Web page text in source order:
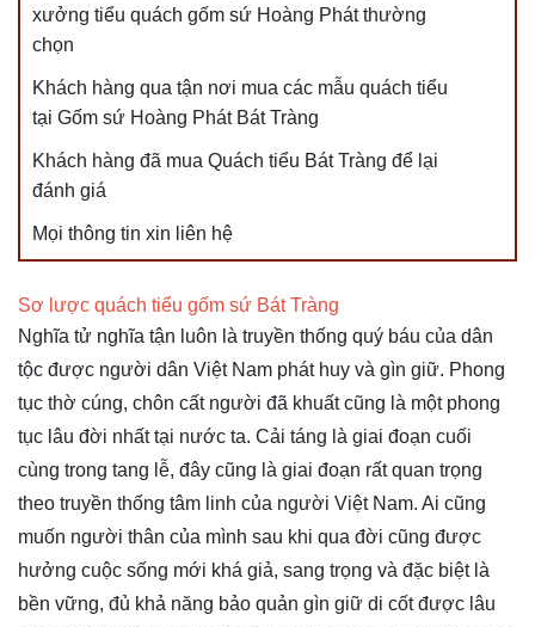
xưởng tiểu quách gốm sứ Hoàng Phát thường
chọn
Khách hàng qua tận nơi mua các mẫu quách tiểu
tại Gốm sứ Hoàng Phát Bát Tràng
Khách hàng đã mua Quách tiểu Bát Tràng để lại
đánh giá
Mọi thông tin xin liên hệ
Sơ lược quách tiểu gốm sứ Bát Tràng
Nghĩa tử nghĩa tận luôn là truyền thống quý báu của dân
tộc được người dân Việt Nam phát huy và gìn giữ. Phong
tục thờ cúng, chôn cất người đã khuất cũng là một phong
tục lâu đời nhất tại nước ta. Cải táng là giai đoạn cuối
cùng trong tang lễ, đây cũng là giai đoạn rất quan trọng
theo truyền thống tâm linh của người Việt Nam. Ai cũng
muốn người thân của mình sau khi qua đời cũng được
hưởng cuộc sống mới khá giả, sang trọng và đặc biệt là
bền vững, đủ khả năng bảo quản gìn giữ di cốt được lâu